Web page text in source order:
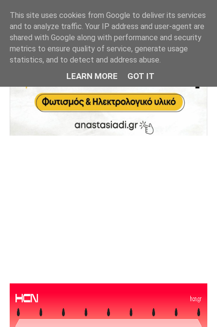
This site uses cookies from Google to deliver its services
and to analyze traffic. Your IP address and user-agent are
shared with Google along with performance and security
metrics to ensure quality of service, generate usage
statistics, and to detect and address abuse.
LEARN MORE GOT IT